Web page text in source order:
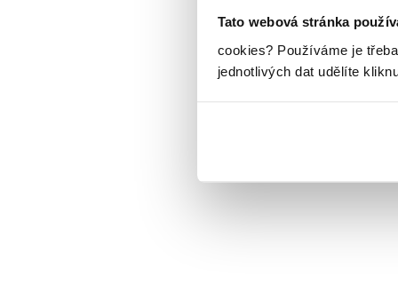
Tato webová stránka
cookies? Používáme je
jednotlivých dat udělíte